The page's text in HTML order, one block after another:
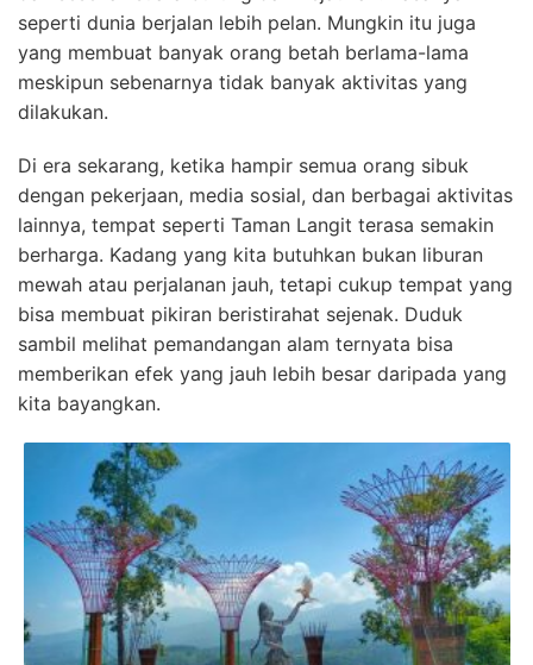
seperti dunia berjalan lebih pelan. Mungkin itu juga
yang membuat banyak orang betah berlama-lama
meskipun sebenarnya tidak banyak aktivitas yang
dilakukan.
Di era sekarang, ketika hampir semua orang sibuk
dengan pekerjaan, media sosial, dan berbagai aktivitas
lainnya, tempat seperti Taman Langit terasa semakin
berharga. Kadang yang kita butuhkan bukan liburan
mewah atau perjalanan jauh, tetapi cukup tempat yang
bisa membuat pikiran beristirahat sejenak. Duduk
sambil melihat pemandangan alam ternyata bisa
memberikan efek yang jauh lebih besar daripada yang
kita bayangkan.